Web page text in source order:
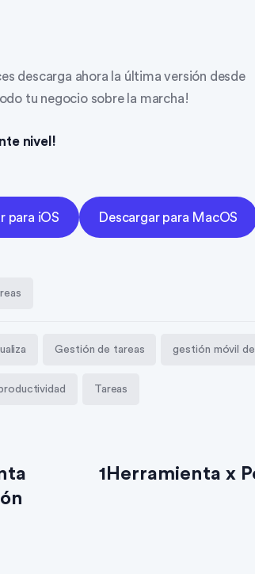
descarga ahora la última versión desde
tu negocio sobre la marcha!
nivel!
para iOS Descargar para MacOS
Gestión de tareas gestión móvil
Tareas
1Herramienta x